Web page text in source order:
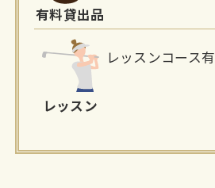
有料貸出品
レッスン
レッスンコース有